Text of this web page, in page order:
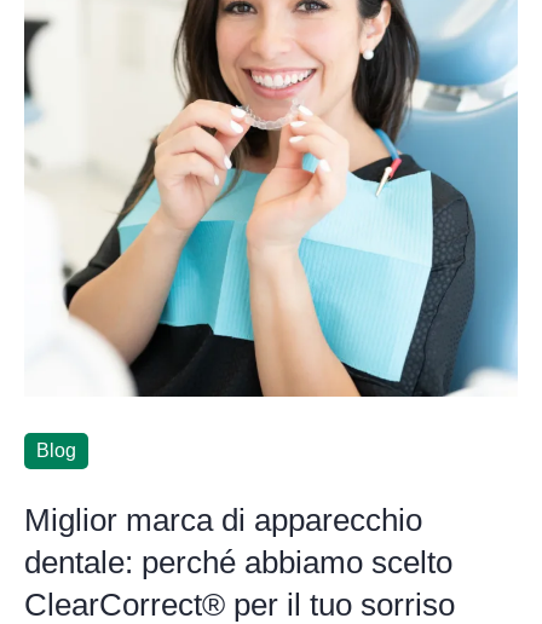
Blog
Miglior marca di apparecchio
dentale: perché abbiamo scelto
ClearCorrect® per il tuo sorriso